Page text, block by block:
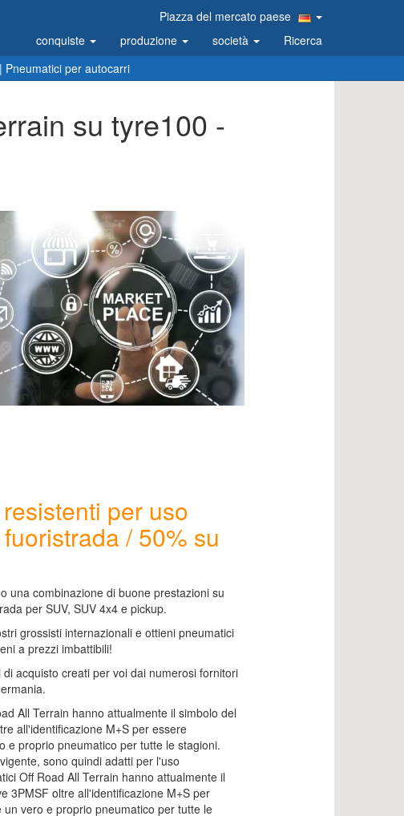
Piazza del mercato paese
conquiste
produzione società
Ricerca
| Pneumatici per autocarri
su tyre100 -
per uso
/ 50% su
una combinazione di buone prestazioni su
per SUV, SUV 4x4 e pickup.
grossisti internazionali e ottieni pneumatici
a prezzi imbattibili!
acquisto creati per voi dai numerosi fornitori
All Terrain hanno attualmente il simbolo del
all'identificazione M+S per essere
e proprio pneumatico per tutte le stagioni.
sono quindi adatti per l'uso
Off Road All Terrain hanno attualmente il
3PMSF oltre all'identificazione M+S per
vero e proprio pneumatico per tutte le